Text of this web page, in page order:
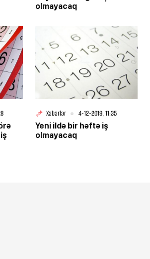
olmayacaq
Xəbərlər
4-12-2019, 11:35
Yeni ildə bir həftə iş
olmayacaq